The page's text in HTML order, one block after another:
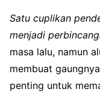
Satu cuplikan
menjadi
masa lalu, namun
membuat
penting untuk